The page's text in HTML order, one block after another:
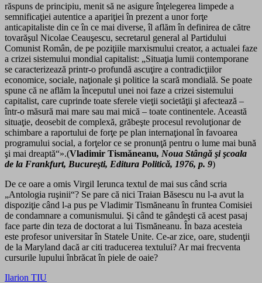
răspuns de principiu, menit să ne asigure înţelegerea limpede a
semnificaţiei autentice a apariţiei în prezent a unor forţe
anticapitaliste din ce în ce mai diverse, îl aflăm în definirea de către
tovarăşul Nicolae Ceauşescu, secretarul general al Partidului
Comunist Român, de pe poziţiile marxismului creator, a actualei faze
a crizei sistemului mondial capitalist: „Situaţia lumii contemporane
se caracterizează printr-o profundă ascuţire a contradicţiilor
economice, sociale, naţionale şi politice la scară mondială. Se poate
spune că ne aflăm la începutul unei noi faze a crizei sistemului
capitalist, care cuprinde toate sferele vieţii societăţii şi afectează –
într-o măsură mai mare sau mai mică – toate continentele. Această
situaţie, deosebit de complexă, grăbeşte procesul revoluţionar de
schimbare a raportului de forţe pe plan internaţional în favoarea
programului social, a forţelor ce se pronunţă pentru o lume mai bună
şi mai dreaptă“».(Vladimir Tismăneanu, Noua Stângă şi şcoala
de la Frankfurt, Bucureşti, Editura Politică, 1976, p. 9)
De ce oare a omis Virgil Ierunca textul de mai sus când scria
„Antologia ruşinii“? Se pare că nici Traian Băsescu nu l-a avut la
dispoziţie când l-a pus pe Vladimir Tismăneanu în fruntea Comisiei
de condamnare a comunismului. Şi când te gândeşti că acest pasaj
face parte din teza de doctorat a lui Tismăneanu. În baza acesteia
este profesor universitar în Statele Unite. Ce-ar zice, oare, studenţii
de la Maryland dacă ar citi traducerea textului? Ar mai frecventa
cursurile lupului înbrăcat în piele de oaie?
Ilarion TIU